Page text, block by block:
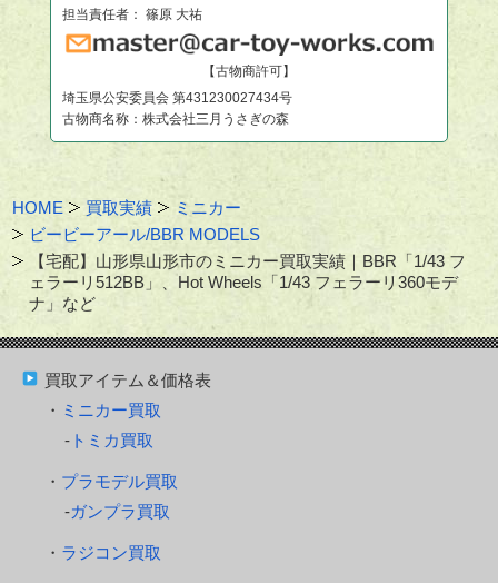
担当責任者： 篠原 大祐
【古物商許可】
埼玉県公安委員会 第431230027434号
古物商名称：株式会社三月うさぎの森
HOME 買取実績
ミニカー
ビービーアール/BBR MODELS
【宅配】山形県山形市のミニカー買取実績｜BBR「1/43 フ
ェラーリ512BB」、Hot Wheels「1/43 フェラーリ360モデ
ナ」など
買取アイテム＆価格表
ミニカー買取
トミカ買取
プラモデル買取
ガンプラ買取
ラジコン買取